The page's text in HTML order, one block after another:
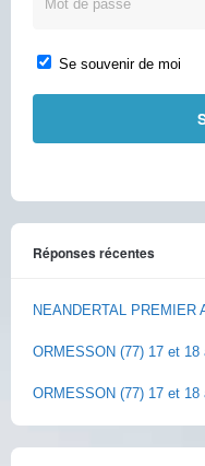
Se souvenir de moi
Réponses récentes
NEANDERTAL PREMIER
ORMESSON (77) 17 et 18
ORMESSON (77) 17 et 18